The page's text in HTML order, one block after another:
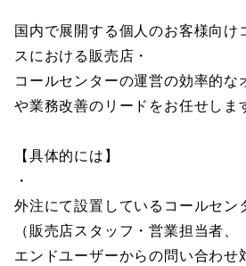
国内で展開する個人のお客様向け
スにおける販売店・
コールセンターの運営の効率的な
や業務改善のリードをお任せしま
【具体的には】
・
外注にて設置しているコールセン
（販売店スタッフ・営業担当者、
エンドユーザーからの問い合わせ